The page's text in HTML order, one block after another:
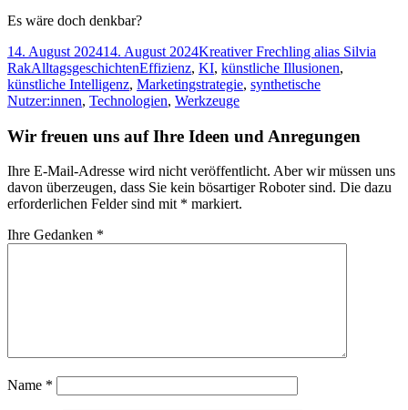
Es wäre doch denkbar?
Veröffentlicht
am
14. August 202414. August 2024Autor
Kreativer Frechling alias Silvia
RakKategorien
AlltagsgeschichtenTags
Effizienz, KI, künstliche Illusionen,
künstliche Intelligenz, Marketingstrategie, synthetische
Nutzer:innen, Technologien, Werkzeuge
Wir freuen uns auf Ihre Ideen und Anregungen
Ihre E-Mail-Adresse wird nicht veröffentlicht. Aber wir müssen uns
davon überzeugen, dass Sie kein bösartiger Roboter sind. Die dazu
erforderlichen Felder sind mit * markiert.
Ihre Gedanken *
Name *